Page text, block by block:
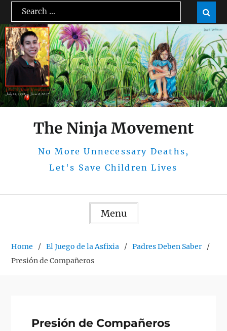
content
Search
for:

The Ninja Movement
No More Unnecessary Deaths,
Let's Save Children Lives
Menu
Home El Juego de la Asfixia
Padres Deben Saber
Presión de Compañeros
Presión de Compañeros